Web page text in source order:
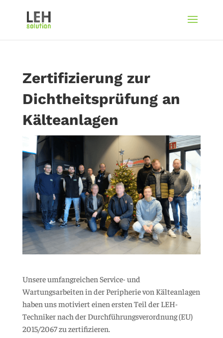
Zertifizierung zur
Dichtheitsprüfung an
Kälteanlagen
Unsere umfangreichen Service- und
Wartungsarbeiten in der Peripherie von Kälteanlagen
haben uns motiviert einen ersten Teil der LEH-
Techniker nach der Durchführungsverordnung (EU)
2015/2067 zu zertifizieren.